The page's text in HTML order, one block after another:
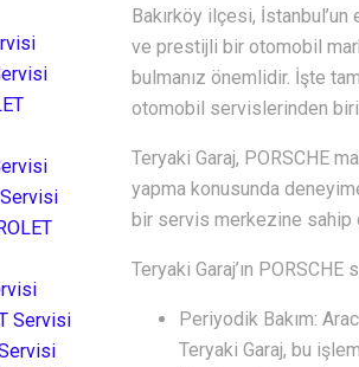
Bakırköy ilçesi,
ve prestijli bir otomobil
bulmanız önemlidir. İşte
otomobil servislerinden biri
Teryaki Garaj, PORSCHE
yapma konusunda
bir servis merkezine sahip
Teryaki Garaj’ın PORSCHE
Periyodik Bakım:
Teryaki Garaj, bu
Servisi